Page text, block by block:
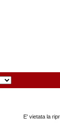
E' vietata la